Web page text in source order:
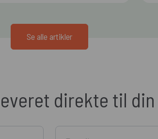
Se alle artikler
direkte til